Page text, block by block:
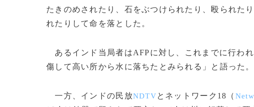
たきのめされたり、石をぶつけられたり、殴られた
れたりして命を落とした。
あるインド当局者はAFPに対し、これまでに行わ
傷して高い所から水に落ちたとみられる」と語った。
一方、インドの民放NDTVとネットワーク18（